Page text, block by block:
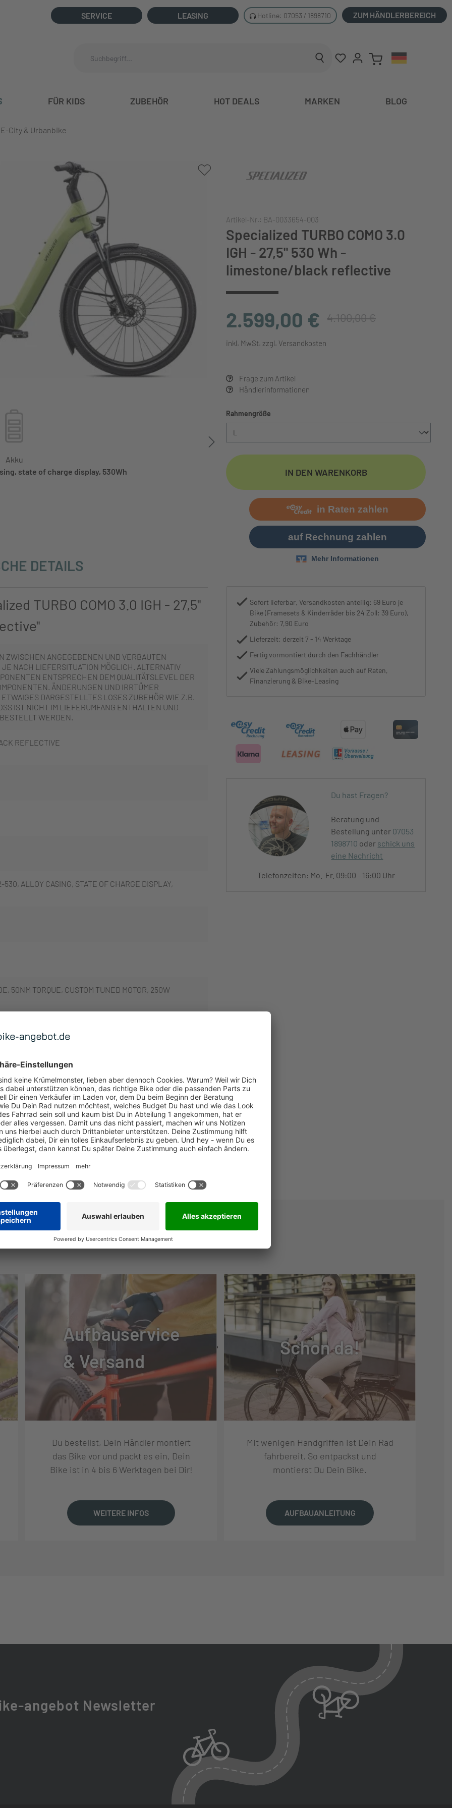
SERVICE LEASING Hotline: 07053 / 1898710 ZUM HÄNDLERBEREICH
FÜR KIDS ZUBEHÖR HOT DEALS MARKEN BLOG
E-City & Urbanbike
Akku
state of charge display, 530Wh
Motor
Specialized 2.0E, 50Nm torque, custom
Artikel-Nr.: BA-0033654-003
Specialized TURBO COMO 3.0
IGH - 27,5" 530 Wh -
limestone/black reflective
2.599,00 € 4.100,00 €
inkl. MwSt. zzgl. Versandkosten
Frage zum Artikel
Händlerinformationen
Rahmengröße
IN DEN WARENKORB
Sofort lieferbar, Versandkosten anteilig: 69 Euro je
Bike (Framesets & Kinderräder bis 24 Zoll: 39 Euro),
Zubehör: 7,90 Euro
Lieferzeit: derzeit 7 - 14 Werktage
Fertig vormontiert durch den Fachhändler
Viele Zahlungsmöglichkeiten auch auf Raten,
Finanzierung & Bike-Leasing
Du hast Fragen?
Beratung und
Bestellung unter 07053
1898710 oder schick uns
eine Nachricht
Telefonzeiten: Mo.-Fr. 09:00 - 16:00 Uhr
DETAILS
TURBO COMO 3.0 IGH - 27,5"
ZWISCHEN ANGEGEBENEN UND VERBAUTEN
NACH LIEFERSITUATION MÖGLICH. ALTERNATIV
ENTSPRECHEN DEM QUALITÄTSLEVEL DER
ÄNDERUNGEN UND IRRTÜMER
DARGESTELLTES LOSES ZUBEHÖR WIE Z.B.
IST NICHT IM LIEFERUMFANG ENTHALTEN UND
WERDEN.
REFLECTIVE
ALLOY CASING, STATE OF CHARGE DISPLAY,
50NM TORQUE, CUSTOM TUNED MOTOR, 250W
W/HANDLEBAR REMOTE, BUILT-IN ANTI-THEFT
CONNECTIVITY, CUSTOMIZABLE DISPLAY PAGES
PURE
PURE
CRANKARMS
CDC 24T SPROCKET, SILVER
NÜTZLICHE INFOS
Aufbauservice
& Versand
Du bestellst, Dein Händler montiert
das Bike vor und packt es ein, Dein
Bike ist in 4 bis 6 Werktagen bei Dir!
WEITERE INFOS
Schon da!
Mit wenigen Handgriffen ist Dein Rad
fahrbereit. So entpackst und
montierst Du Dein Bike.
AUFBAUANLEITUNG
angebot Newsletter